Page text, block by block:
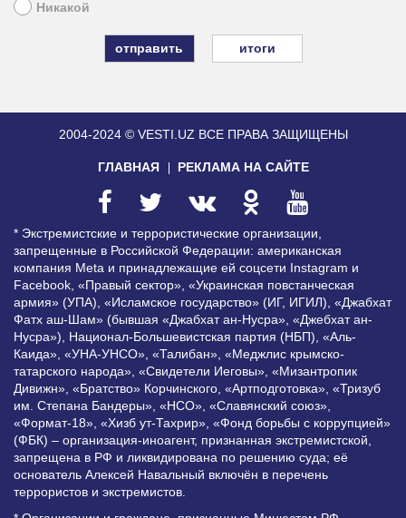
Никакой
итоги
2004-2024 © VESTI.UZ ВСЕ ПРАВА ЗАЩИЩЕНЫ
ГЛАВНАЯ РЕКЛАМА НА САЙТЕ
* Экстремистские и террористические организации,
запрещенные в Российской Федерации: американская
компания Meta и принадлежащие ей соцсети Instagram и
Facebook, «Правый сектор», «Украинская повстанческая
армия» (УПА), «Исламское государство» (ИГ, ИГИЛ), «Джабхат
Фатх аш-Шам» (бывшая «Джабхат ан-Нусра», «Джебхат ан-
Нусра»), Национал-Большевистская партия (НБП), «Аль-
Каида», «УНА-УНСО», «Талибан», «Меджлис крымско-
татарского народа», «Свидетели Иеговы», «Мизантропик
Дивижн», «Братство» Корчинского, «Артподготовка», «Тризуб
им. Степана Бандеры», «НСО», «Славянский союз»,
«Формат-18», «Хизб ут-Тахрир», «Фонд борьбы с коррупцией»
(ФБК) – организация-иноагент, признанная экстремистской,
запрещена в РФ и ликвидирована по решению суда; её
основатель Алексей Навальный включён в перечень
террористов и экстремистов.